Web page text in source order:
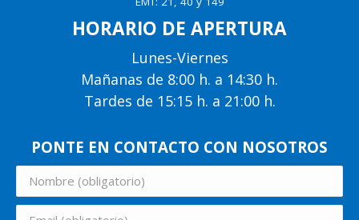
HORARIO DE APERTURA
Lunes-Viernes
Mañanas de 8:00 h. a 14:30 h.
Tardes de 15:15 h. a 21:00 h.
PONTE EN CONTACTO CON NOSOTROS